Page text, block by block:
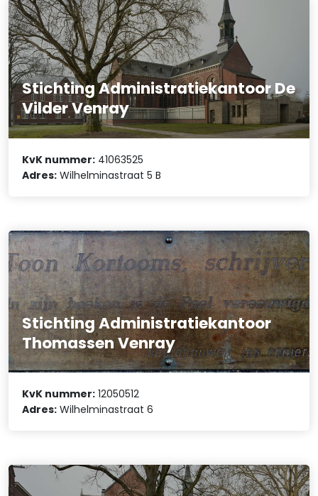
Stichting Administratiekantoor De
Vilder Venray
KvK nummer: 41063525
Adres: Wilhelminastraat 5 B
Stichting Administratiekantoor
Thomassen Venray
KvK nummer: 12050512
Adres: Wilhelminastraat 6